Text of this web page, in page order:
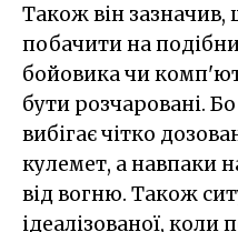
Також він зазначив,
побачити на
бойовика чи
бути розчаровані.
вибігає чітко
кулемет, а навпаки
від вогню. Також
ідеалізованої,